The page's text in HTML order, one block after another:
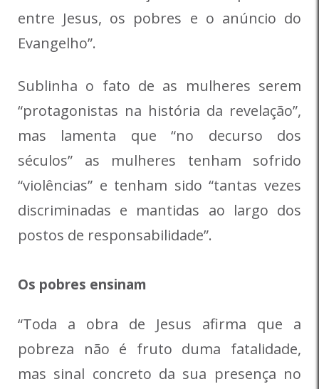
entre Jesus, os pobres e o anúncio do
Evangelho”.
Sublinha o fato de as mulheres serem
“protagonistas na história da revelação”,
mas lamenta que “no decurso dos
séculos” as mulheres tenham sofrido
“violências” e tenham sido “tantas vezes
discriminadas e mantidas ao largo dos
postos de responsabilidade”.
Os pobres ensinam
“Toda a obra de Jesus afirma que a
pobreza não é fruto duma fatalidade,
mas sinal concreto da sua presença no